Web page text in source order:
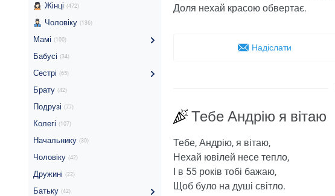
Жінці (472)
Чоловіку (136)
Мамі (100)
Бабусі (34)
Сестрі (65)
Брату (42)
Подрузі (77)
Колегі (107)
Начальнику (30)
Чоловіку (42)
Дружині (22)
Батьку (42)
Доля нехай красою обвертає.
Надіслати
Тебе Андрію я вітаю
Тебе, Андрію, я вітаю,
Нехай ювілей несе тепло,
І в 55 років тобі бажаю,
Щоб було на душі світло.